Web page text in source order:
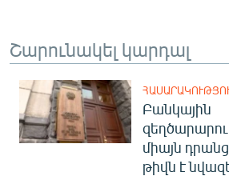
Շարունակել կարդալ
Բանկային
միայն
թիվն է